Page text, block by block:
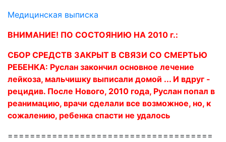
Медицинская выписка
ВНИМАНИЕ! ПО СОСТОЯНИЮ НА 2010 г.:
СБОР СРЕДСТВ ЗАКРЫТ В СВЯЗИ СО СМЕРТЬЮ
РЕБЕНКА: Руслан закончил основное лечение
лейкоза, мальчишку выписали домой ... И вдруг -
рецидив. После Нового, 2010 года, Руслан попал в
реанимацию, врачи сделали все возможное, но, к
сожалению, ребенка спасти не удалось
=====================================